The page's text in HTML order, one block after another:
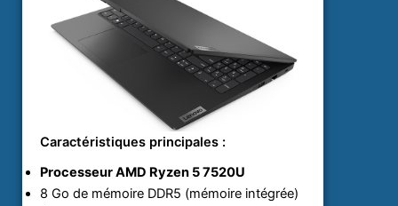
Caractéristiques principales :
Processeur AMD Ryzen 5 7520U
8 Go de mémoire DDR5 (mémoire intégrée)